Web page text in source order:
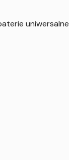
uniwersalne